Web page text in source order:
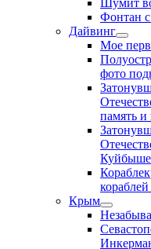
Шумит
Фонтан
Дайвинг
Мое
фото
память и
Крым